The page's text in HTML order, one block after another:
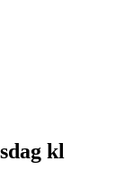
kl